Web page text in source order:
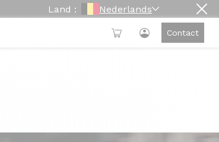
Land : Nederlands
Contact